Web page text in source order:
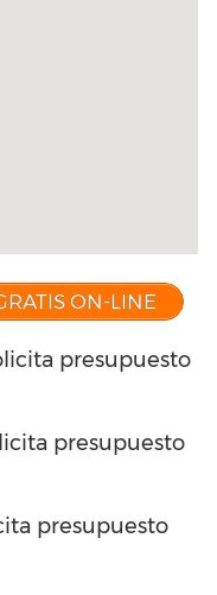
ON-LINE
presupuesto
presupuesto
presupuesto